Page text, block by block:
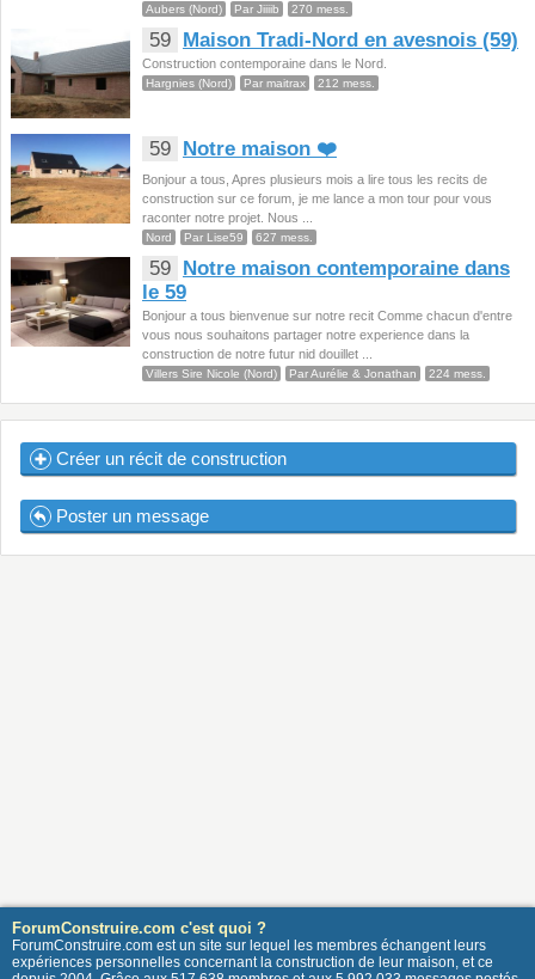
Aubers (Nord) Par Jiiiib 270 mess.
59 Maison Tradi-Nord en avesnois (59)
Construction contemporaine dans le Nord.
Hargnies (Nord) Par maitrax 212 mess.
59 Notre maison ❤️
Bonjour a tous, Apres plusieurs mois a lire tous les recits de
construction sur ce forum, je me lance a mon tour pour vous
raconter notre projet. Nous ...
Nord Par Lise59 627 mess.
59
Notre maison contemporaine dans
le 59
Bonjour a tous bienvenue sur notre recit Comme chacun d'entre
vous nous souhaitons partager notre experience dans la
construction de notre futur nid douillet ...
Villers Sire Nicole (Nord) Par Aurélie & Jonathan 224 mess.
Créer un récit de construction
Poster un message
ForumConstruire.com c'est quoi ?
ForumConstruire.com est un site sur lequel les membres échangent leurs
expériences personnelles concernant la construction de leur maison, et ce